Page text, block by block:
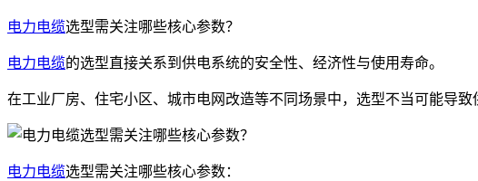
电力电缆选型需关注哪些核心参数？
电力电缆的选型直接关系到供电系统的安全性、经济性与使用寿命。
在工业厂房、住宅小区、城市电网改造等不同场景中，选型不当可能导
电力电缆选型需关注哪些核心参数：